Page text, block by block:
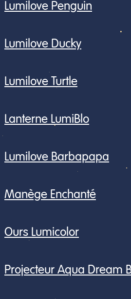
Lumilove Penguin
Lumilove Ducky
Lumilove Turtle
Lanterne LumiBlo
Lumilove Barbapapa
Manège Enchanté
Ours Lumicolor
Projecteur Aqua Dream